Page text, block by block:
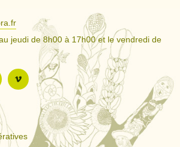
jeudi de 8h00 à 17h00 et le vendredi de